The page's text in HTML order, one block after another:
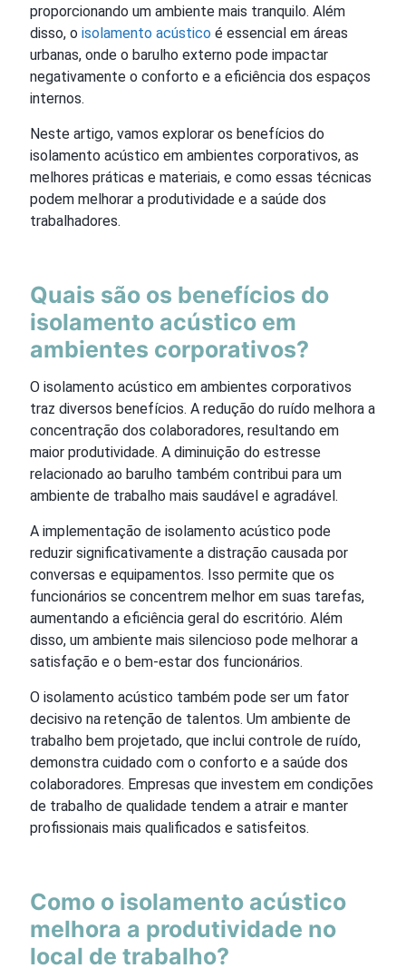
proporcionando um ambiente mais tranquilo. Além
disso, o isolamento acústico é essencial em áreas
urbanas, onde o barulho externo pode impactar
negativamente o conforto e a eficiência dos espaços
internos.
Neste artigo, vamos explorar os benefícios do
isolamento acústico em ambientes corporativos, as
melhores práticas e materiais, e como essas técnicas
podem melhorar a produtividade e a saúde dos
trabalhadores.
Quais são os benefícios do
isolamento acústico em
ambientes corporativos?
O isolamento acústico em ambientes corporativos
traz diversos benefícios. A redução do ruído melhora a
concentração dos colaboradores, resultando em
maior produtividade. A diminuição do estresse
relacionado ao barulho também contribui para um
ambiente de trabalho mais saudável e agradável.
A implementação de isolamento acústico pode
reduzir significativamente a distração causada por
conversas e equipamentos. Isso permite que os
funcionários se concentrem melhor em suas tarefas,
aumentando a eficiência geral do escritório. Além
disso, um ambiente mais silencioso pode melhorar a
satisfação e o bem-estar dos funcionários.
O isolamento acústico também pode ser um fator
decisivo na retenção de talentos. Um ambiente de
trabalho bem projetado, que inclui controle de ruído,
demonstra cuidado com o conforto e a saúde dos
colaboradores. Empresas que investem em condições
de trabalho de qualidade tendem a atrair e manter
profissionais mais qualificados e satisfeitos.
Como o isolamento acústico
melhora a produtividade no
local de trabalho?